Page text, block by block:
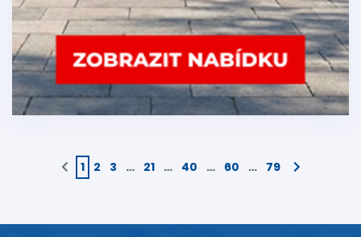
1 2 3 … 21 … 40 … 60 … 79